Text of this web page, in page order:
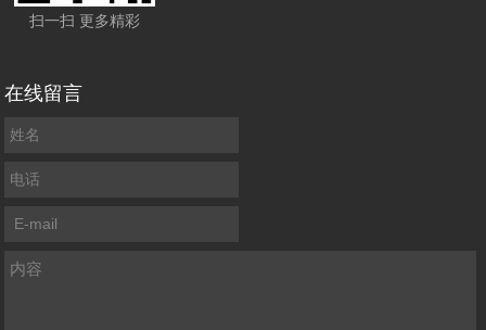
扫一扫 更多精彩
在线留言